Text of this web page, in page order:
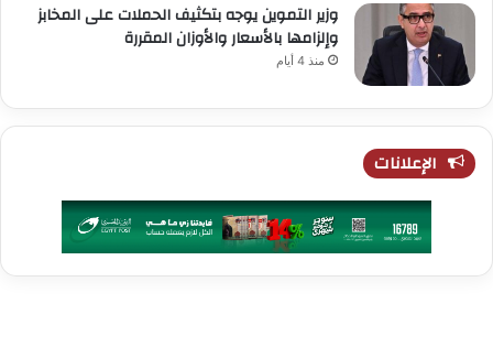
وزير التموين يوجه بتكثيف الحملات على المخابز
وإلزامها بالأسعار والأوزان المقررة
منذ 4 أيام
الإعلانات